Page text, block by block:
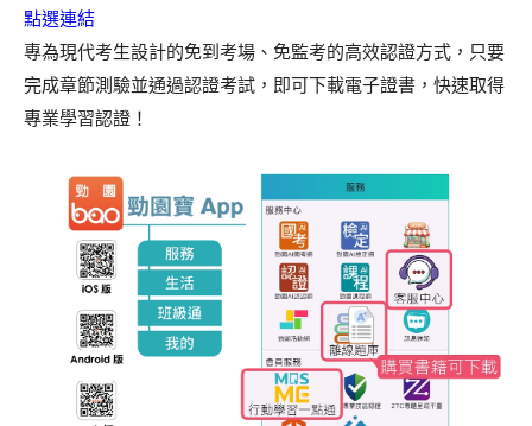
點選連結
專為現代考生設計的免到考場、免監考的高效認證方式，只要
完成章節測驗並通過認證考試，即可下載電子證書，快速取得
專業學習認證！